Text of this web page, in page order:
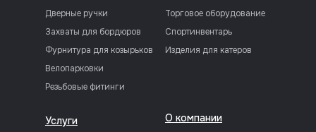
О компании
Дверные ручки
Захваты для бордюров
Фурнитура для козырьков
Велопарковки
Резьбовые фитинги
Торговое оборудование
Спортинвентарь
Изделия для катеров
Услуги